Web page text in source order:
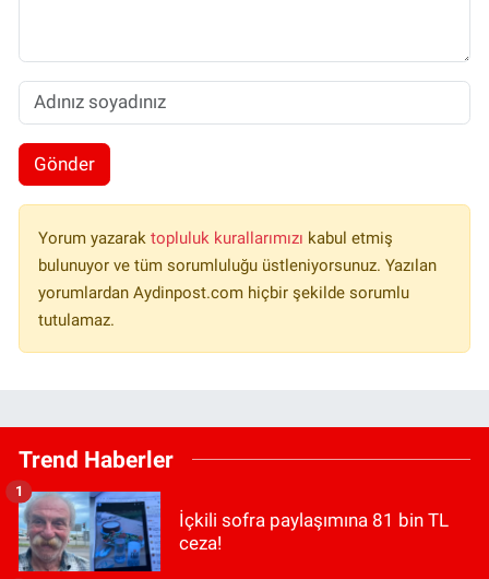
Gönder
Yorum yazarak topluluk kurallarımızı kabul etmiş
bulunuyor ve tüm sorumluluğu üstleniyorsunuz. Yazılan
yorumlardan Aydinpost.com hiçbir şekilde sorumlu
tutulamaz.
Trend Haberler
İçkili sofra paylaşımına 81 bin TL
ceza!
1